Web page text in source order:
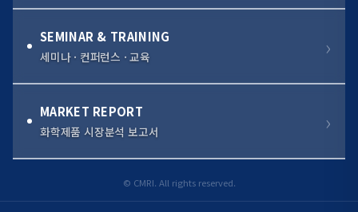
SEMINAR & TRAINING
세미나 · 컨퍼런스 · 교육
MARKET REPORT
화학제품 시장분석 보고서
© CMRI. All rights reserved.